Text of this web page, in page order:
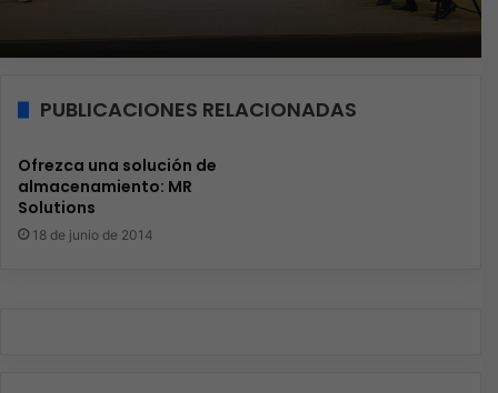
PUBLICACIONES RELACIONADAS
Ofrezca una solución de
almacenamiento: MR
Solutions
18 de junio de 2014